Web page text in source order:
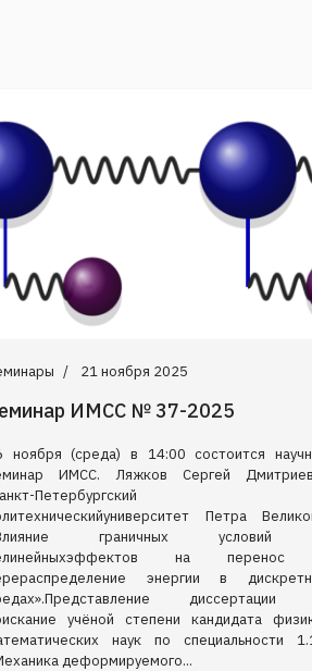
21 ноября 2025
ИМСС № 37-2025
ноября (среда) в 14:00 состоится
ИМСС. Ляжков Сергей
Петербургский
Петра
граничных
на
энергии в
диссертации
учёной степени кандидата
наук по специальности
деформируемого...